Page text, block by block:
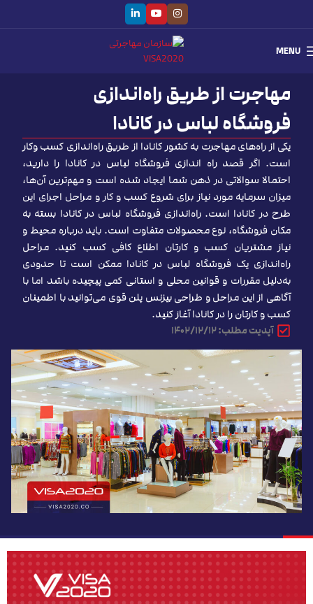
MENU
مهاجرت از طریق راه‌اندازی
فروشگاه لباس در کانادا
یکی از راه‌های مهاجرت به کشور کانادا از طریق راه‌اندازی کسب وکار
است. اگر قصد راه اندازی فروشگاه لباس در کانادا را دارید،
احتمالا سوالاتی در ذهن شما ایجاد شده است و مهم‌ترین آن‌ها،
میزان سرمایه مورد نیاز برای شروع کسب و کار و مراحل اجرای این
طرح در کانادا است. راه‌اندازی فروشگاه لباس در کانادا بسته به
مکان فروشگاه، نوع محصولات متفاوت است. باید درباره محیط و
نیاز مشتریان کسب و کارتان اطلاع کافی کسب کنید. مراحل
راه‌‌اندازی یک فروشگاه لباس در کانادا ممکن است تا حدودی
به‌دلیل مقررات و قوانین محلی و استانی کمی پیچیده باشد اما با
آگاهی از این مراحل و طراحی بیزنس پلن قوی می‌توانید با اطمینان
کسب و کارتان را در کانادا آغاز کنید.
آپدیت مطلب: ۱۴۰۲/۱۲/۱۲